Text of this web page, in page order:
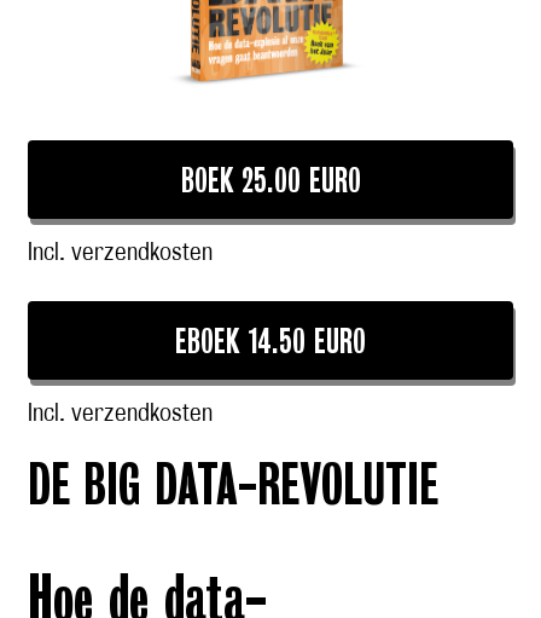
BOEK 25.00 EURO
Incl. verzendkosten
EBOEK 14.50 EURO
Incl. verzendkosten
DE BIG DATA-REVOLUTIE
Hoe de data-